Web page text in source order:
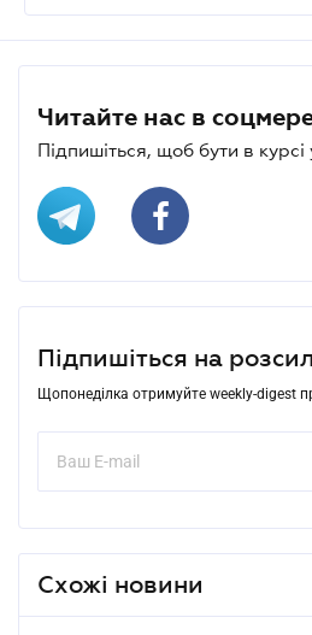
Читайте нас в
Підпишіться, щоб бути в курсі
Підпишіться на
Щопонеділка отримуйте weekly-digest
Схожі новини